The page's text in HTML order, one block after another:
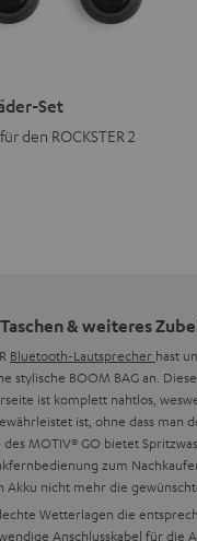
Set
den ROCKSTER 2
& weiteres
Bluetooth-Lautsprecher hast
stylische BOOM BAG an.
ist komplett nahtlos,
ist, ohne dass
MOTIV® GO bietet
zum
Akku nicht mehr die
Wetterlagen die
Anschlusskabel für die